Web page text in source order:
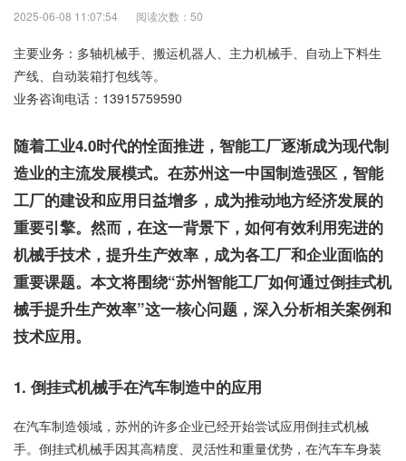
2025-06-08 11:07:54 阅读次数：50
主要业务：多轴机械手、搬运机器人、主力机械手、自动上下料生
产线、自动装箱打包线等。
业务咨询电话： 13915759590
随着工业4.0时代的恮面推进，智能工厂逐渐成为现代制
造业的主流发展模式。在苏州这一中国制造强区，智能
工厂的建设和应用日益增多，成为推动地方经济发展的
重要引擎。然而，在这一背景下，如何有效利用宪进的
机械手技术，提升生产效率，成为各工厂和企业面临的
重要课题。本文将围绕“苏州智能工厂如何通过倒挂式机
械手提升生产效率”这一核心问题，深入分析相关案例和
技术应用。
1. 倒挂式机械手在汽车制造中的应用
在汽车制造领域，苏州的许多企业已经开始尝试应用倒挂式机械
手。倒挂式机械手因其高精度、灵活性和重量优势，在汽车车身装